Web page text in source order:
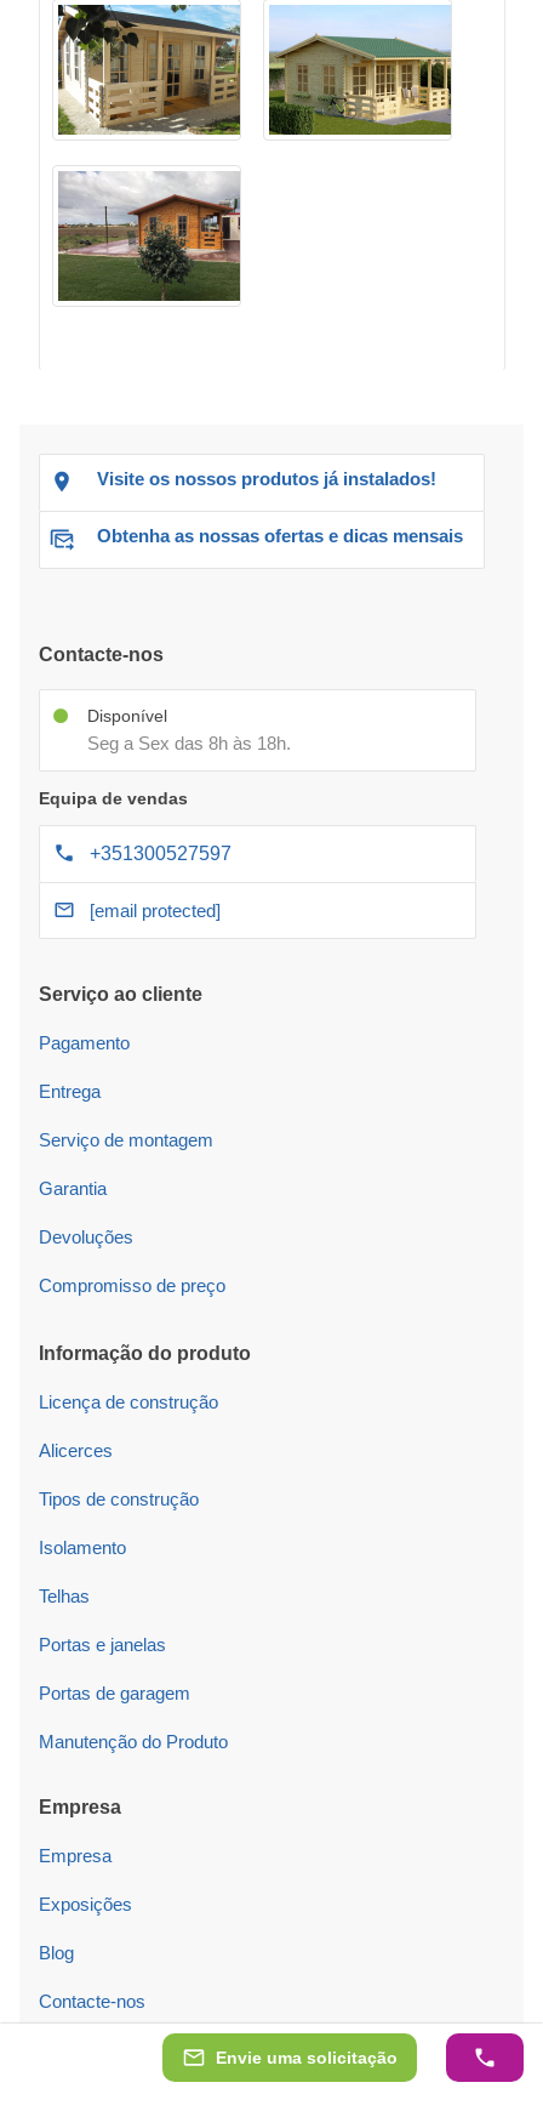
Envie uma solicitação
Visite os nossos produtos já instalados!
Obtenha as nossas ofertas e dicas mensais
Contacte-nos
Disponível
Seg a Sex das 8h às 18h.
Equipa de vendas
+351300527597
[email protected]
Serviço ao cliente
Pagamento
Entrega
Serviço de montagem
Garantia
Devoluções
Compromisso de preço
Informação do produto
Licença de construção
Alicerces
Tipos de construção
Isolamento
Telhas
Portas e janelas
Portas de garagem
Manutenção do Produto
Empresa
Empresa
Exposições
Blog
Contacte-nos
Informação legal